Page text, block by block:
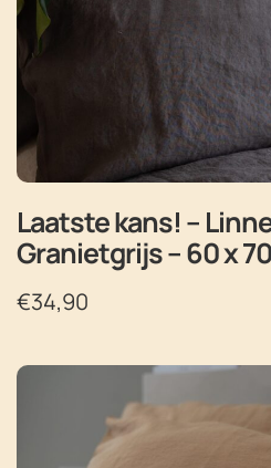
Laatste kans! –
Granietgrijs – 60 x
€34,90